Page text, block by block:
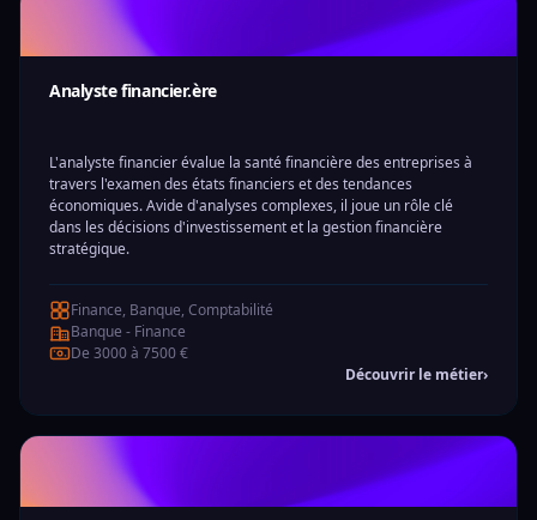
Analyste financier.ère
L'analyste financier évalue la santé financière des entreprises à
travers l'examen des états financiers et des tendances
économiques. Avide d'analyses complexes, il joue un rôle clé
dans les décisions d'investissement et la gestion financière
stratégique.
Finance, Banque, Comptabilité
Banque - Finance
De 3000 à 7500 €
Découvrir le métier›